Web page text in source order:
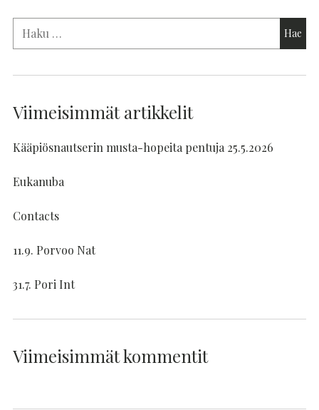
Viimeisimmät artikkelit
Kääpiösnautserin musta-hopeita pentuja 25.5.2026
Eukanuba
Contacts
11.9. Porvoo Nat
31.7. Pori Int
Viimeisimmät kommentit